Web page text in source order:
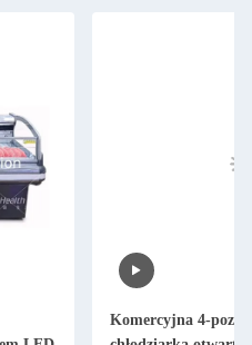
Zamrażarka ze